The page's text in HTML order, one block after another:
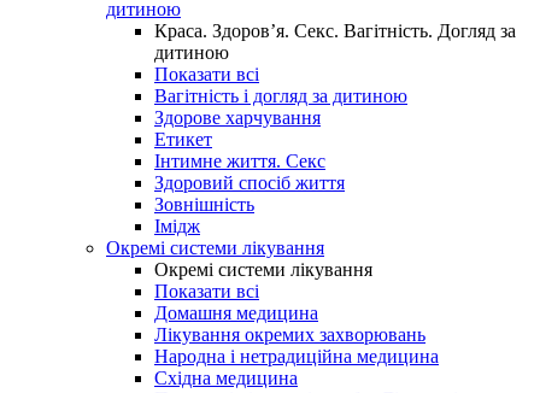
дитиною
Краса. Здоров’я. Секс. Вагітність. Догляд за
дитиною
Показати всі
Вагітність і догляд за дитиною
Здорове харчування
Етикет
Інтимне життя. Секс
Здоровий спосіб життя
Зовнішність
Імідж
Окремі системи лікування
Окремі системи лікування
Показати всі
Домашня медицина
Лікування окремих захворювань
Народна і нетрадиційна медицина
Східна медицина